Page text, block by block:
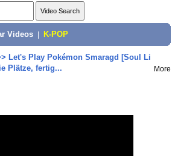
Videos K-POP
Let's Play Pokémon Smaragd [Soul Li
Plätze, fertig...
More